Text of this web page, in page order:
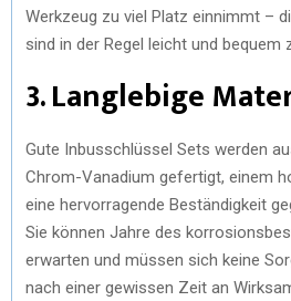
Werkzeug zu viel Platz einnimmt –
sind in der Regel leicht und bequem
3. Langlebige
Gute Inbusschlüssel Sets werden
Chrom-Vanadium gefertigt, einem
eine hervorragende Beständigkeit
Sie können Jahre des
erwarten und müssen sich keine
nach einer gewissen Zeit an